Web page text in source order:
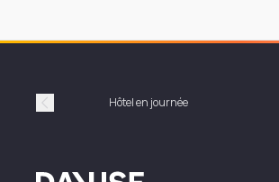
PrécédentHôtel en journée